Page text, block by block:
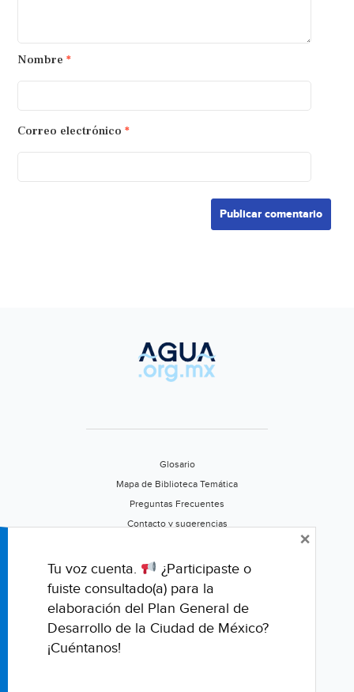
Nombre *
Correo electrónico *
Glosario
Mapa de Biblioteca Temática
Preguntas Frecuentes
Contacto y sugerencias
Califica este portal
Tu voz cuenta.
¿Participaste o
fuiste consultado(a) para la
elaboración del Plan General de
Desarrollo de la Ciudad de México?
¡Cuéntanos!
×